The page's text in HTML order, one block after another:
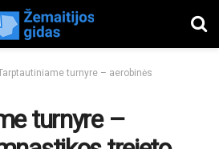
turnyre – aerobinės
turnyre –